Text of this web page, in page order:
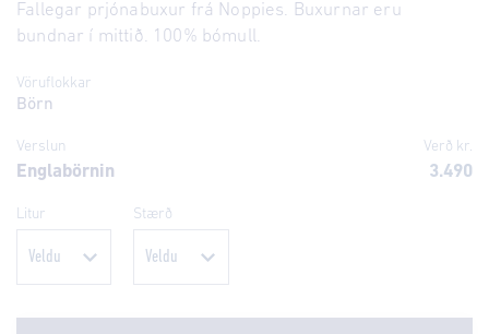
Fallegar prjónabuxur frá Noppies. Buxurnar eru
bundnar í mittið. 100% bómull.
Vöruflokkar
Börn
Verslun Verð kr.
Englabörnin 3.490
Litur Stærð